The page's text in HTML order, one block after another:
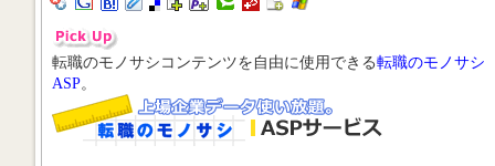
転職のモノサシコンテンツを自由に使用できる転職のモノサシ
ASP。